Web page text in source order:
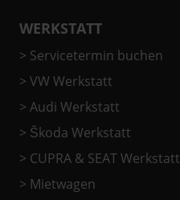
WERKSTATT
> Servicetermin buchen
> VW Werkstatt
> Audi Werkstatt
> Škoda Werkstatt
> CUPRA & SEAT Werkstatt
> Mietwagen